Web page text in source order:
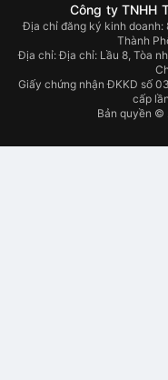
Công ty TNHH
Địa chỉ đăng ký kinh doanh:
Thành
Địa chỉ:Địa chỉ: Lầu 8, Tòa
Giấy chứng nhận ĐKKD số
cấp
Bản quyền ©